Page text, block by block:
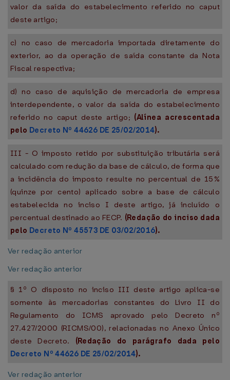
valor da saída do estabelecimento referido no caput
deste artigo;
c) no caso de mercadoria importada diretamente do
exterior, ao da operação de saída constante da Nota
Fiscal respectiva;
d) no caso de aquisição de mercadoria de empresa
interdependente, o valor da saída do estabelecimento
referido no caput deste artigo; (Alínea acrescentada
pelo Decreto Nº 44626 DE 25/02/2014).
III - O imposto retido por substituição tributária será
calculado com redução da base de cálculo, de forma que
a incidência do imposto resulte no percentual de 15%
(quinze por cento) aplicado sobre a base de cálculo
estabelecida no inciso I deste artigo, já incluído o
percentual destinado ao FECP. (Redação do inciso dada
pelo Decreto Nº 45573 DE 03/02/2016).
Ver redação anterior
Ver redação anterior
§ 1º O disposto no inciso III deste artigo aplica-se
somente às mercadorias constantes do Livro II do
Regulamento do ICMS aprovado pelo Decreto nº
27.427/2000 (RICMS/00), relacionadas no Anexo Único
deste Decreto. (Redação do parágrafo dada pelo
Decreto Nº 44626 DE 25/02/2014).
Ver redação anterior